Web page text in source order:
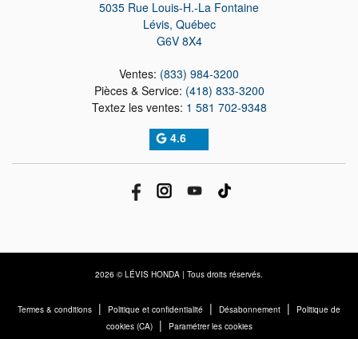
5035 Rue Louis-H.-La Fontaine
Lévis, Québec
G6V 8X4
Ventes: (833) 984-3200
Pièces & Service: (418) 833-3200
Textez les ventes: 1 581 702-9348
4.6
2026 © LÉVIS HONDA | Tous droits réservés.
Termes & conditions | Politique et confidentialité | Désabonnement |
Politique de
cookies (CA)| Paramétrer les cookies